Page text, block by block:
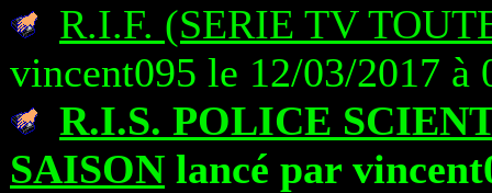
R.I.F. (SERIE TV
vincent095 le 12/03/2017 à
R.I.S. POLICE
SAISON lancé par